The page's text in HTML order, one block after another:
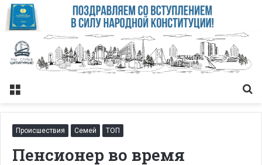
Меню
Происшествия Семей ТОП
Пенсионер во время